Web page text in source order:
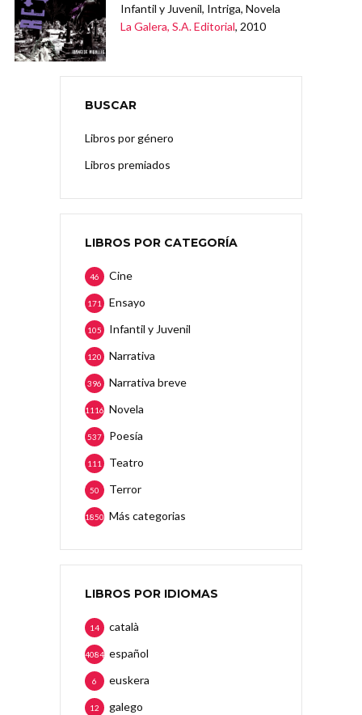
Infantil y Juvenil, Intriga, Novela
La Galera, S.A. Editorial, 2010
BUSCAR
Libros por género
Libros premiados
LIBROS POR CATEGORÍA
Cine
46
Ensayo
171
Infantil y Juvenil
105
Narrativa
120
Narrativa breve
396
Novela
1116
Poesía
537
Teatro
111
Terror
50
Más categorias
1850
LIBROS POR IDIOMAS
català
14
español
4084
euskera
6
galego
12